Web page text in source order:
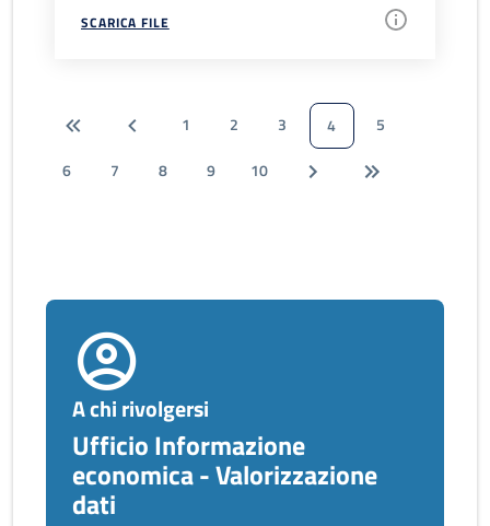
SCARICA FILE
1 2 3 4
5
6
7 8 9 10
A chi rivolgersi
Ufficio Informazione
economica - Valorizzazione
dati